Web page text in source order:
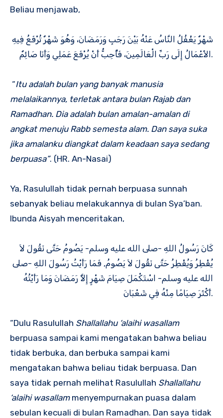
Beliau menjawab,
شَهْرٌ يَغْفُلُ النَّاسُ عَنْهُ بَيْنَ رَجَبٍ وَرَمَضَانَ، وَهُوَ شَهْرٌ تُرْفَعُ فِيهِ
الأَعْمَالُ إِلَى رَبِّ الْعَالَمِينَ، فَأُحِبُّ أَنْ يُرْفَعَ عَمَلِي وَأَنَا صَائِمٌ.
“Itu adalah bulan yang banyak manusia
melalaikannya, terletak antara bulan Rajab dan
Ramadhan. Dia adalah bulan amalan-amalan di
angkat menuju Rabb semesta alam. Dan saya suka
jika amalanku diangkat dalam keadaan saya sedang
berpuasa”. (HR. An-Nasai)
Ya, Rasulullah tidak pernah berpuasa sunnah
sebanyak beliau melakukannya di bulan Sya’ban.
Ibunda Aisyah menceritakan,
كَانَ رَسُولُ اللهِ -صلى الله عليه وسلم- يَصُومُ حَتَّى نَقُولَ لاَ
يُفْطِرُ وَيُفْطِرُ حَتَّى نَقُولَ لاَ يَصُومُ, فَمَا رَأَيْتُ رَسُولَ اللهِ -صلى
الله عليه وسلم- اسْتَكْمَلَ صِيَامَ شَهْرٍ إِلاَّ رَمَضَانَ وَمَا رَأَيْتُهُ
أَكْثَرَ صِيَامًا مِنْهُ فِي شَعْبَانَ.
“Dulu Rasulullah Shallallahu ‘alaihi wasallam
berpuasa sampai kami mengatakan bahwa beliau
tidak berbuka, dan berbuka sampai kami
mengatakan bahwa beliau tidak berpuasa. Dan
saya tidak pernah melihat Rasulullah Shallallahu
‘alaihi wasallammenyempurnakan puasa dalam
sebulan kecuali di bulan Ramadhan. Dan saya tidak